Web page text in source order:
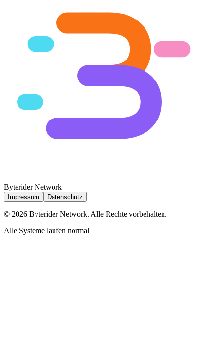
Byterider Network
Impressum Datenschutz
© 2026 Byterider Network. Alle Rechte vorbehalten.
Alle Systeme laufen normal